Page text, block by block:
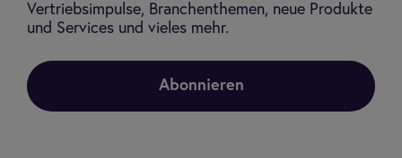
Vertriebsimpulse, Branchenthemen, neue Produkte
und Services und vieles mehr.
Abonnieren